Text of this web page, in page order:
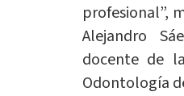
profesional”,
Alejandro
docente de
Odontología